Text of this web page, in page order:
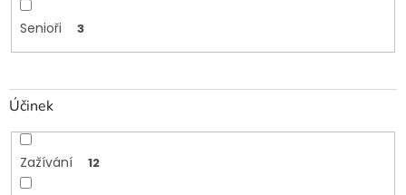
Senioři 3
Účinek
Zažívání 12